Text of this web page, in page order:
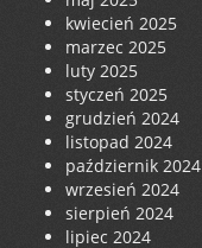
kwiecień 2025
marzec 2025
luty 2025
styczeń 2025
grudzień 2024
listopad 2024
październik 2024
wrzesień 2024
sierpień 2024
lipiec 2024